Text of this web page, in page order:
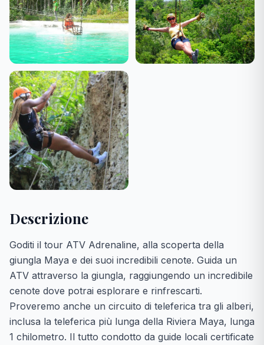
Descrizione
Goditi il ​​tour ATV Adrenaline, alla scoperta della
giungla Maya e dei suoi incredibili cenote. Guida un
ATV attraverso la giungla, raggiungendo un incredibile
cenote dove potrai esplorare e rinfrescarti.
Proveremo anche un circuito di teleferica tra gli alberi,
inclusa la teleferica più lunga della Riviera Maya, lunga
1 chilometro. Il tutto condotto da guide locali certificate